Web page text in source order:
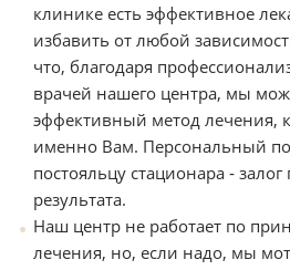
клинике есть эффективное
избавить от любой
что, благодаря
врачей нашего центра, мы
эффективный метод лечения,
именно Вам. Персональный
постояльцу стационара ‑
результата.
Наш центр не работает по
лечения, но, если надо, мы